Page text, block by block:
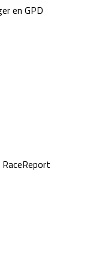
zo 14:00 - 16:00
en GPD